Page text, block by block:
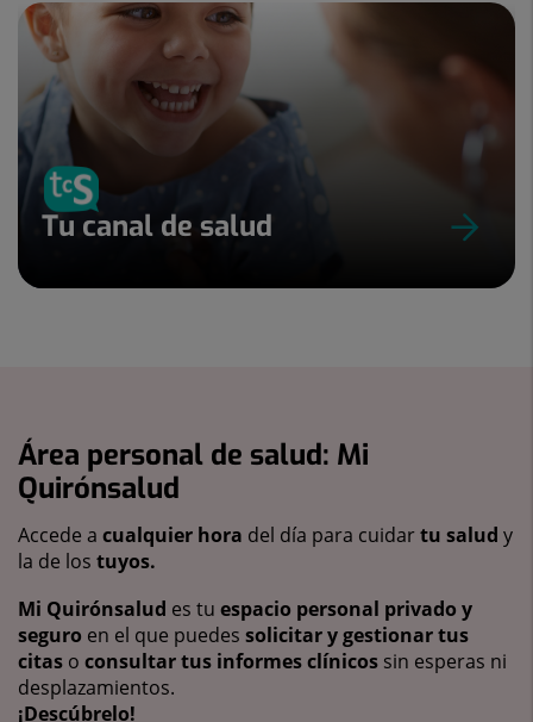
Tu canal de salud
Área personal de salud: Mi
Quirónsalud
Accede a cualquier hora del día para cuidartu salud y
la de los tuyos.
Mi Quirónsalud es tu espacio personal privado y
seguro en el que puedes solicitar y gestionar tus
citas o consultar tus informes clínicos sin esperas ni
desplazamientos.
¡Descúbrelo!